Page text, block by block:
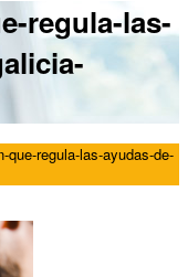
regula-las-
que-regula-las-ayudas-de-